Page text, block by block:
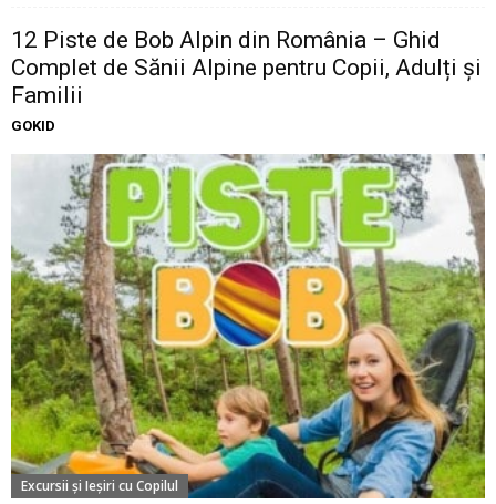
12 Piste de Bob Alpin din România – Ghid
Complet de Sănii Alpine pentru Copii, Adulți și
Familii
GOKID
Excursii şi Ieşiri cu Copilul